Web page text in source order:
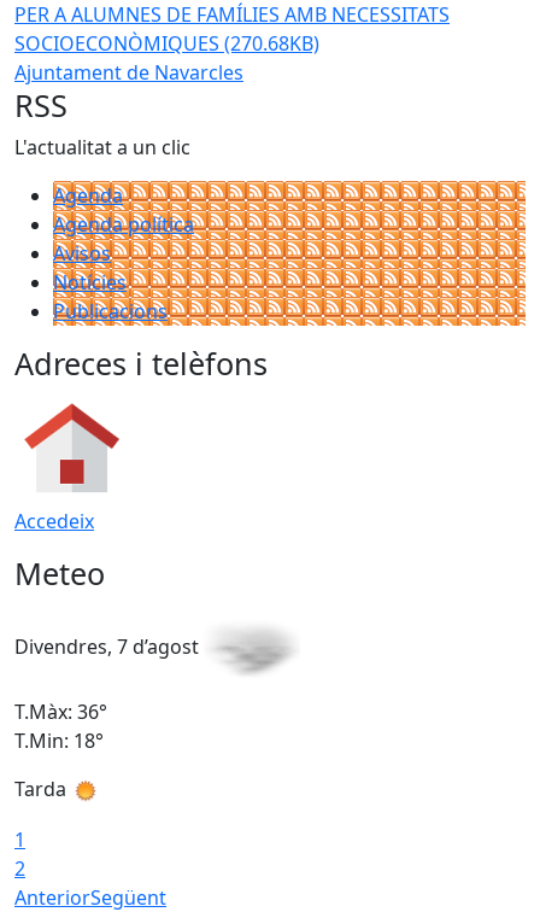
PER A ALUMNES DE FAMÍLIES AMB NECESSITATS
SOCIOECONÒMIQUES (270.68KB)
Ajuntament de Navarcles
RSS
L'actualitat a un clic
Agenda
Agenda política
Avisos
Notícies
Publicacions
Adreces i telèfons
Accedeix
Meteo
Divendres, 7 d’agost
T.Màx: 36°
T.Min: 18°
Tarda
1
2
AnteriorSegüent